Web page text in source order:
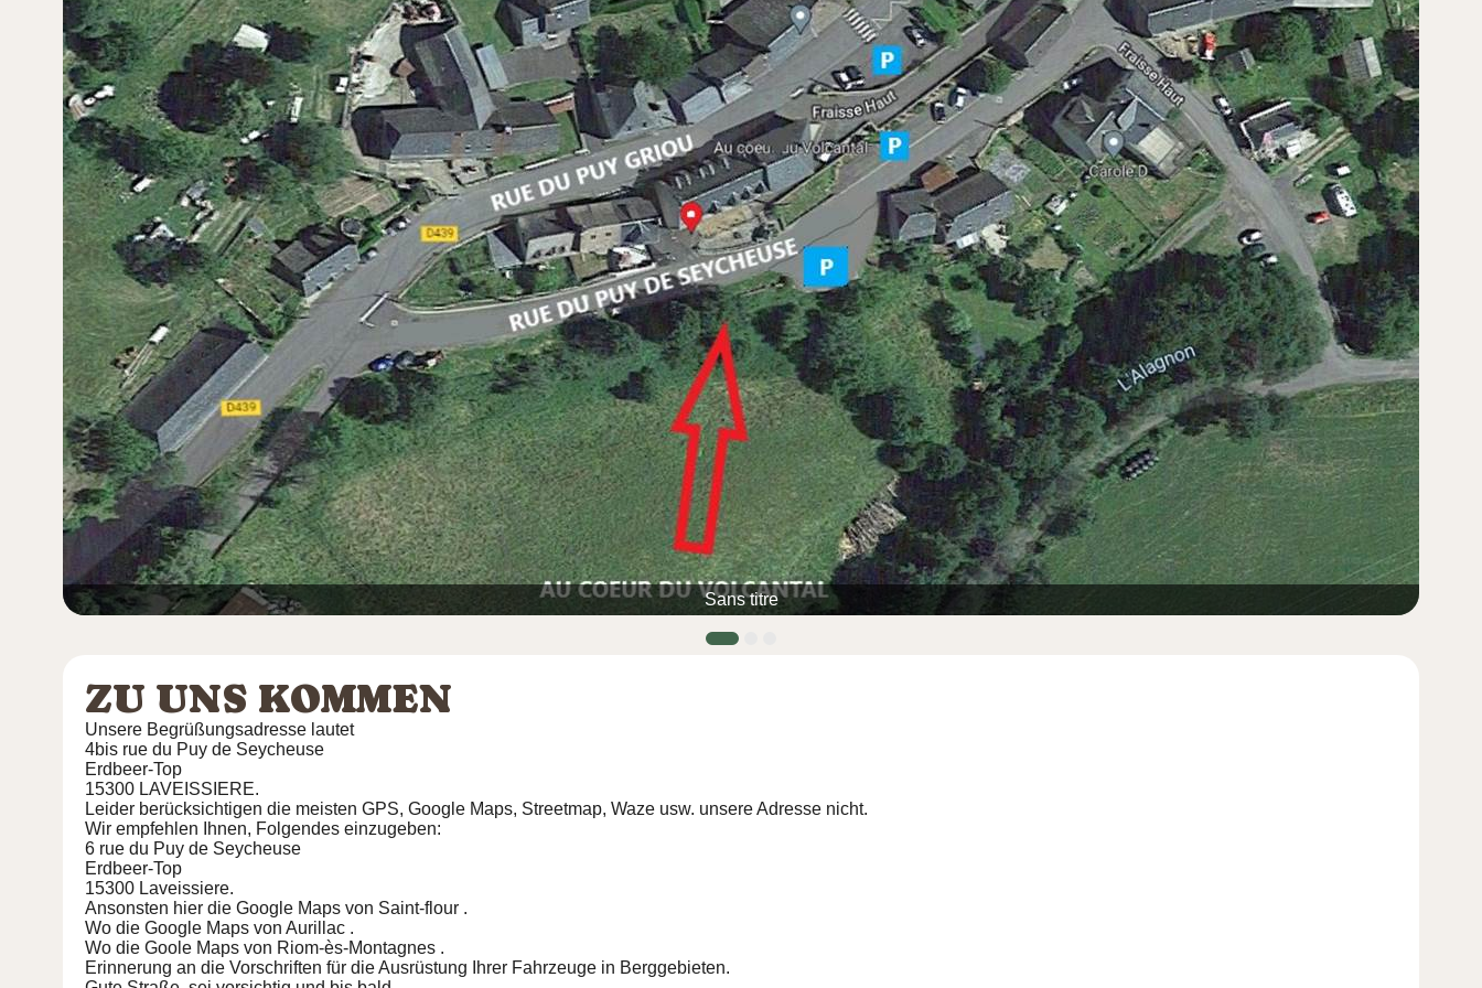
Sans titre
ZU UNS KOMMEN
Unsere Begrüßungsadresse lautet
4bis rue du Puy de Seycheuse
Erdbeer-Top
15300 LAVEISSIERE.
Leider berücksichtigen die meisten GPS, Google Maps, Streetmap, Waze usw. unsere Adresse nicht.
Wir empfehlen Ihnen, Folgendes einzugeben:
6 rue du Puy de Seycheuse
Erdbeer-Top
15300 Laveissiere.
Ansonsten hier die Google Maps von Saint-flour .
Wo die Google Maps von Aurillac .
Wo die Goole Maps von Riom-ès-Montagnes .
Erinnerung an die Vorschriften für die Ausrüstung Ihrer Fahrzeuge in Berggebieten.